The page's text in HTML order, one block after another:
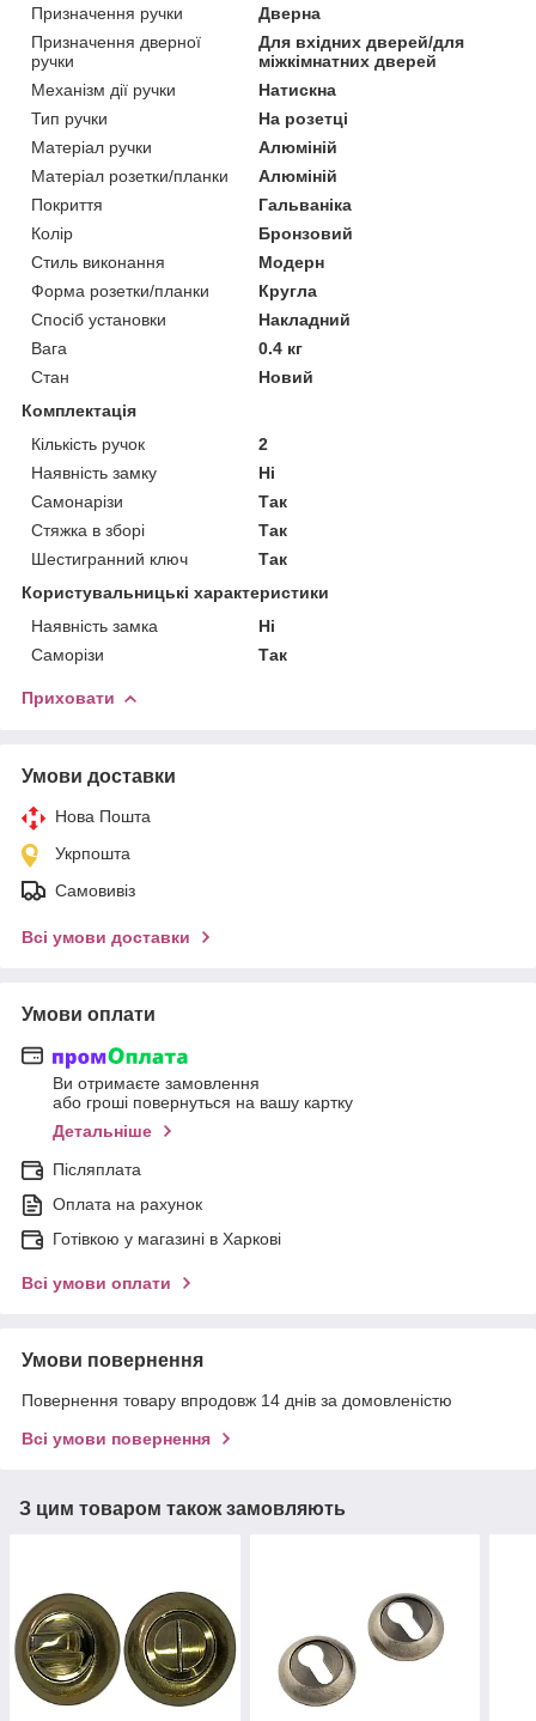
Призначення ручки
Дверна
Призначення дверної
ручки
Для вхідних дверей/для
міжкімнатних дверей
Механізм дії ручки
Натискна
Тип ручки
На розетці
Матеріал ручки
Алюміній
Матеріал розетки/планки
Алюміній
Покриття
Гальваніка
Колір
Бронзовий
Стиль виконання
Модерн
Форма розетки/планки
Кругла
Спосіб установки
Накладний
Вага
0.4 кг
Стан
Новий
Комплектація
Кількість ручок
2
Наявність замку
Ні
Самонарізи
Так
Стяжка в зборі
Так
Шестигранний ключ
Так
Користувальницькі характеристики
Наявність замка
Ні
Саморізи
Так
Приховати
Умови доставки
Нова Пошта
Укрпошта
Самовивіз
Всі умови доставки
Умови оплати
Ви отримаєте замовлення
або гроші повернуться на вашу картку
Детальніше
Післяплата
Оплата на рахунок
Готівкою у магазині в Харкові
Всі умови оплати
Умови повернення
Повернення товару впродовж 14 днів за домовленістю
Всі умови повернення
З цим товаром також замовляють